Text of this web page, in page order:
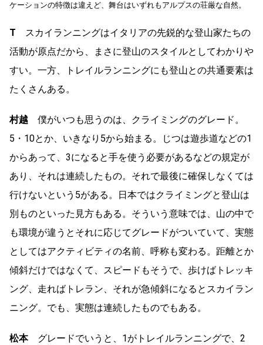
ケーションの特徴は違えど、舞台はいずれもアルプスの荘厳な自然。
T スカイランニングはイタリアの先鋭的な登山家たちの
活動が原点だから、まさに登山のスタイルとしてわかりや
すい。一方、トレイルランニングにも登山との共通要素は
たくさんある。
村越 僕がいつも思うのは、クライミングのグレード。
5・10とか、いきなり5から始まる。じつは遊歩道などの1
からあって、3になると手を使う必要があるなどの規定が
あり、それは連続したもの。それで最後に確保しなくては
行けないという5がある。日本ではクライミングと登山は
別ものといった見方もある。そういう意味では、山の中で
も環境が違うとそれに応じてグレードがついていて、実態
としてはアクティビティの名前、呼称も変わる。距離とか
傾斜だけではなくて、スピードもそうで、歩けばトレッキ
ング、走ればトレラン、それが急傾斜になるとスカイラン
ニング。でも、実態は連続したものでもある。
松本グレードでいうと、1がトレイルランニングで、2